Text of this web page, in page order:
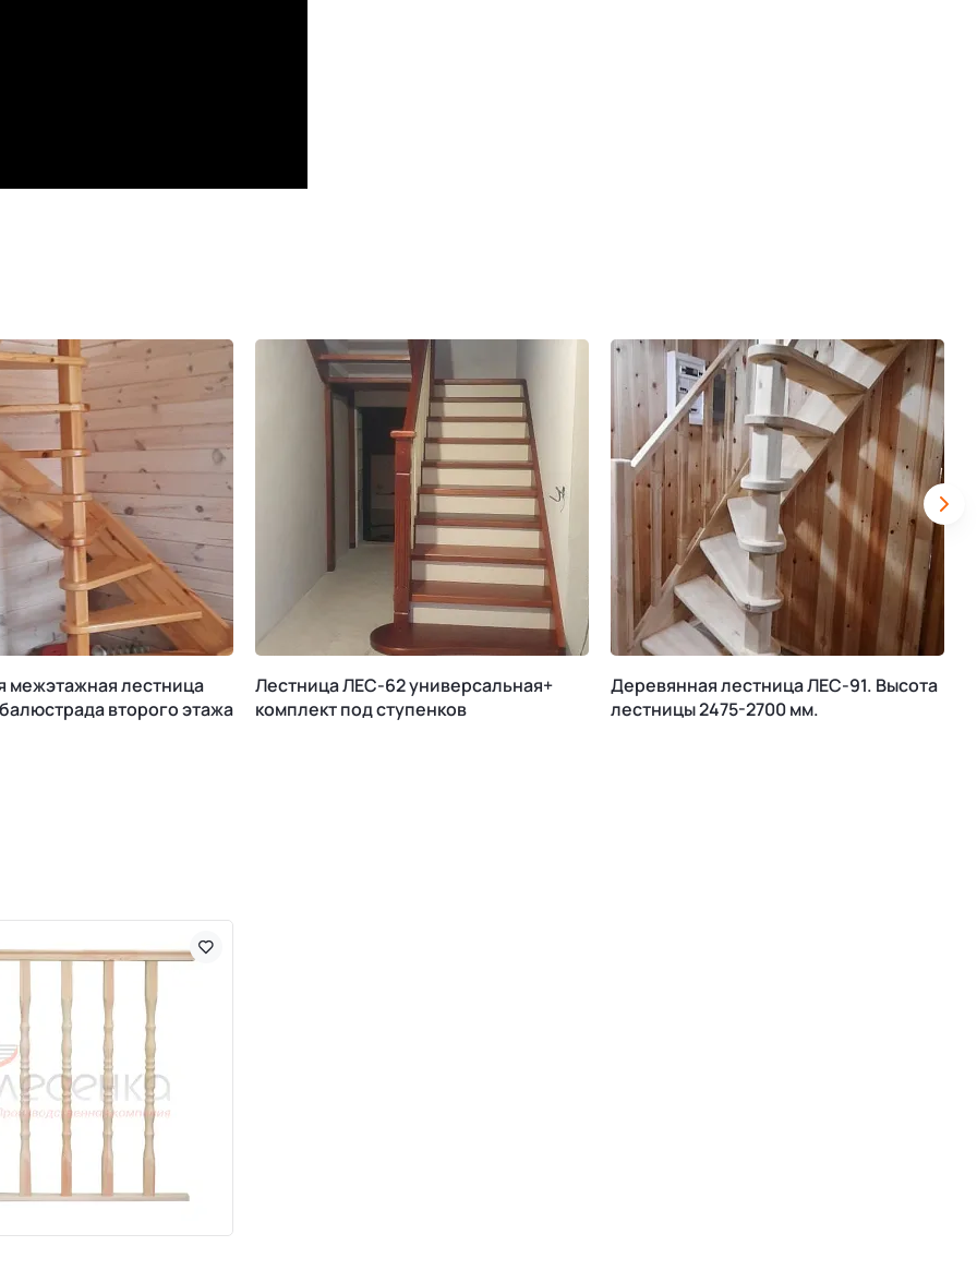
межэтажная лестница
второго этажа
Лестница ЛЕС-62 универсальная+
комплект под ступенков
Деревянная лестница ЛЕС-91. Высота
лестницы 2475-2700 мм.